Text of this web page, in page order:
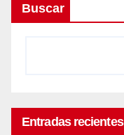
Buscar
Entradas recientes